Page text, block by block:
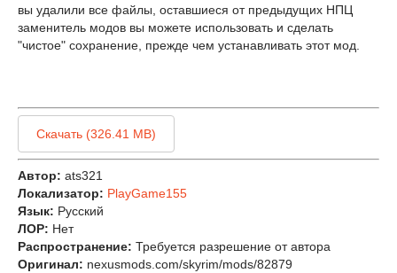
вы удалили все файлы, оставшиеся от предыдущих НПЦ
заменитель модов вы можете использовать и сделать
"чистое" сохранение, прежде чем устанавливать этот мод.
Скачать (326.41 MB)
Автор: ats321
Локализатор: PlayGame155
Язык: Русский
ЛОР: Нет
Распространение: Требуется разрешение от автора
Оригинал: nexusmods.com/skyrim/mods/82879